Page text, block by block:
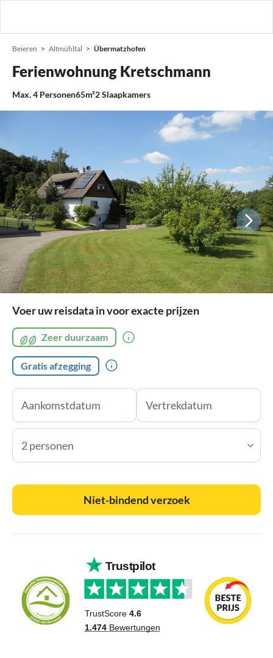
Beieren Altmühltal Übermatzhofen
Ferienwohnung Kretschmann
Max.4 Personen65m²2Slaapkamers
Voer uw reisdata in voor exacte prijzen
Zeer duurzaam
Gratis afzegging
2 personen
Niet-bindend verzoek